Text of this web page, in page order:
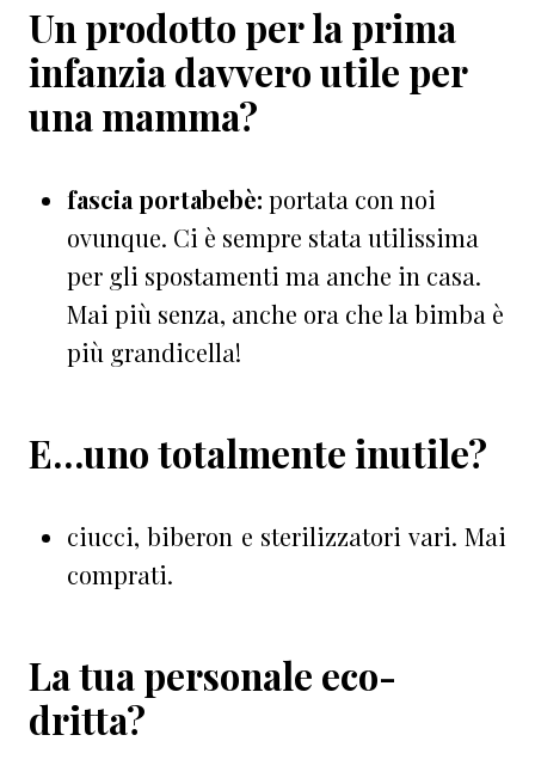
Un prodotto per la prima
infanzia davvero utile per
una mamma?
fascia portabebè: portata con noi
ovunque. Ci è sempre stata utilissima
per gli spostamenti ma anche in casa.
Mai più senza, anche ora che la bimba è
più grandicella!
E…uno totalmente inutile?
ciucci, biberon e sterilizzatori vari. Mai
comprati.
La tua personale eco-
dritta?